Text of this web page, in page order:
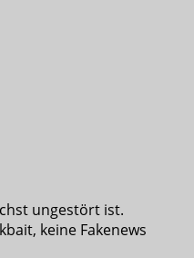
ungestört ist.
keine Fakenews